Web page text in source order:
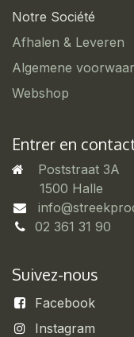
Notre Société
Afhalen & Leveren
Algemene
Webshop
Entrer en
Poststraat 3A
​1500 Halle
02 361 31 90
Suivez-nous
Facebook
Instagram